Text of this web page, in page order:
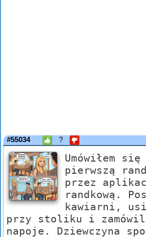
#55034 ?
Umówiłem się
pierwszą
przez
randkową.
kawiarni,
przy stoliku i
napoje. Dziewczyna